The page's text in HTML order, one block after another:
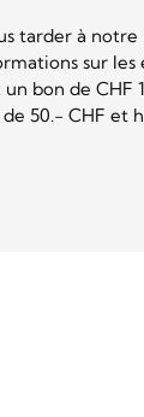
tarder à
sur les
un bon de CHF
50.- CHF et